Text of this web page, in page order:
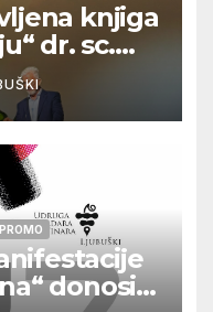
knjiga
dr. sc.
PROMO
donosi